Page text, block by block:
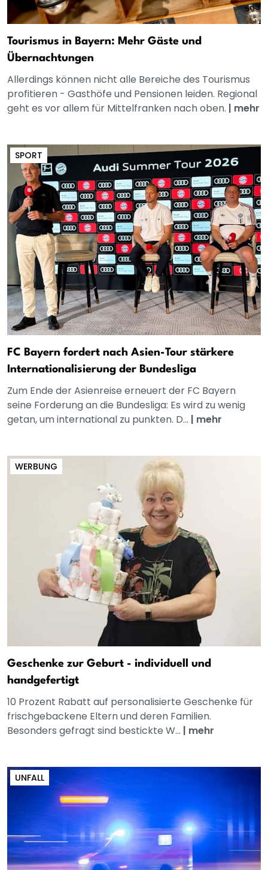
Tourismus in Bayern: Mehr Gäste und
Übernachtungen
Allerdings können nicht alle Bereiche des Tourismus
profitieren - Gasthöfe und Pensionen leiden. Regional
geht es vor allem für Mittelfranken nach oben. | mehr
SPORT
FC Bayern fordert nach Asien-Tour stärkere
Internationalisierung der Bundesliga
Zum Ende der Asienreise erneuert der FC Bayern
seine Forderung an die Bundesliga: Es wird zu wenig
getan, um international zu punkten. D... | mehr
WERBUNG
Geschenke zur Geburt - individuell und
handgefertigt
10 Prozent Rabatt auf personalisierte Geschenke für
frischgebackene Eltern und deren Familien.
Besonders gefragt sind bestickte W... | mehr
UNFALL